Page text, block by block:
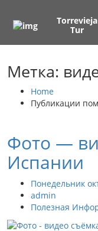
Torrevieja
Tur
Метка:
Home
Публикации
Фото —
Испании
Понедельник
admin
Полезная